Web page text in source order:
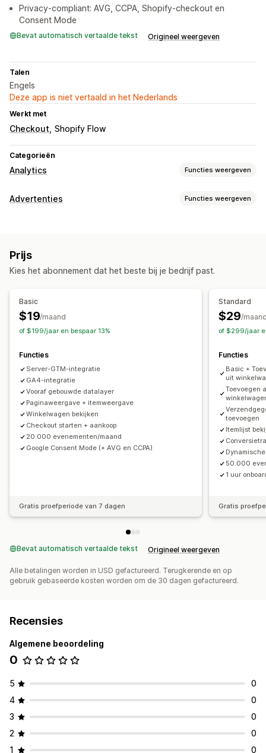
Privacy-compliant: AVG, CCPA, Shopify-checkout en
Consent Mode
Bevat automatisch vertaalde tekst Origineel weergeven
Talen
Engels
Deze app is niet vertaald in het Nederlands
Werkt met
Checkout Shopify Flow
Categorieën
Analytics Functies weergeven
Klantgedrag
Marketing en verkopen
Aankopen volgen
Verlaten winkelwagen
Beeldmateriaal en rapporten
Naleving van AVG
Advertenties Functies weergeven
Op basis van evenement
Prestatie-analytics
Prestaties volgen Advertentie-uitgaven
Prijs
Kies het abonnement dat het beste bij je bedrijf past.
Basic
$19/maand
of $199/jaar en bespaar 13%
Functies
Server-GTM-integratie
GA4-integratie
Vooraf gebouwde datalayer
Paginaweergave + itemweergave
Winkelwagen bekijken
Checkout starten + aankoop
20.000 evenementen/maand
Google Consent Mode (+ AVG en CCPA)
Gratis proefperiode van 7 dagen
Standard
$29/
of $299/jaar
Functies
Basic +
uit
Toevoegen
toevoegen
Itemlijst
50.000
1 uur
Gratis
Bevat automatisch vertaalde tekst Origineel weergeven
Alle betalingen worden in USD gefactureerd. Terugkerende en op
gebruik gebaseerde kosten worden om de 30 dagen gefactureerd.
Recensies
Algemene beoordeling
0
5
0
4
0
3
0
2
0
1
0